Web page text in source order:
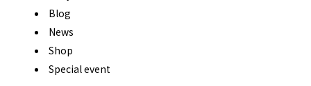
Blog
News
Shop
Special event